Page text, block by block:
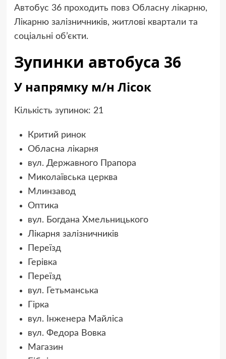
Автобус 36 проходить повз Обласну лікарню,
Лікарню залізничників, житлові квартали та
соціальні об’єкти.
Зупинки автобуса 36
У напрямку м/н Лісок
Кількість зупинок: 21
Критий ринок
Обласна лікарня
вул. Державного Прапора
Миколаївська церква
Млинзавод
Оптика
вул. Богдана Хмельницького
Лікарня залізничників
Переїзд
Герівка
Переїзд
вул. Гетьманська
Гірка
вул. Інженера Майліса
вул. Федора Вовка
Магазин